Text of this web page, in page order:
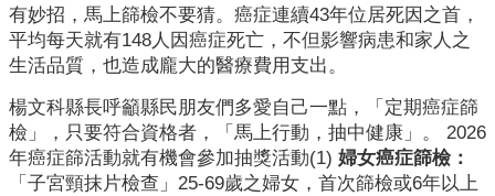
員
區
題
專
區
有妙招，馬上篩檢不要猜。癌症連續43年位居死因之首，
平均每天就有148人因癌症死亡，不但影響病患和家人之
生活品質，也造成龐大的醫療費用支出。
楊文科縣長呼籲縣民朋友們多愛自己一點，「定期癌症篩
檢」，只要符合資格者，「馬上行動，抽中健康」。 2026
年癌症篩活動就有機會參加抽獎活動(1) 婦女癌症篩檢：
「子宮頸抹片檢查」25-69歲之婦女，首次篩檢或6年以上